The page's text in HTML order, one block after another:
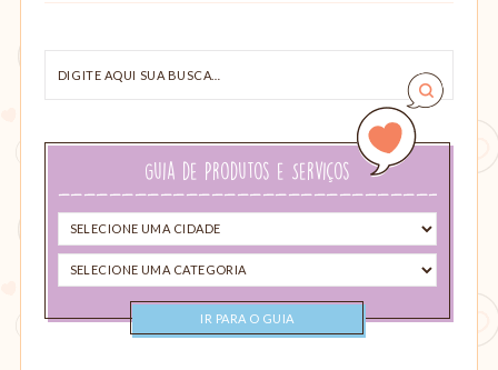
aqui
Guia de Produtos e Serviços
Selecione
uma
cidade
Selecione
uma